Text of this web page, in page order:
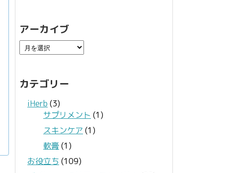
アーカイブ
カテゴリー
iHerb (3)
サプリメント (1)
スキンケア (1)
軟膏(1)
お役立ち (109)